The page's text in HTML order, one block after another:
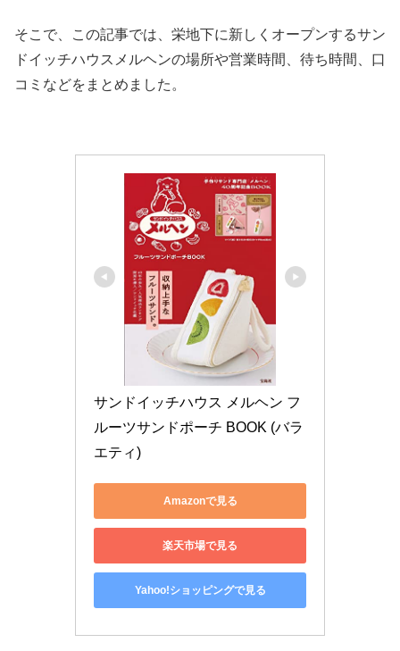
そこで、この記事では、栄地下に新しくオープンするサン
ドイッチハウスメルヘンの場所や営業時間、待ち時間、口
コミなどをまとめました。
サンドイッチハウス メルヘン フ
ルーツサンドポーチ BOOK (バラ
エティ)
Amazonで見る
楽天市場で見る
Yahoo!ショッピングで見る